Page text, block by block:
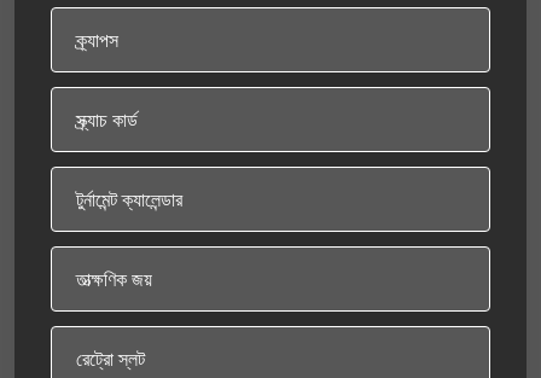
ক্র্যাপস
স্ক্র্যাচ কার্ড
টুর্নামেন্ট ক্যালেন্ডার
তাত্ক্ষণিক জয়
রেট্রো স্লট